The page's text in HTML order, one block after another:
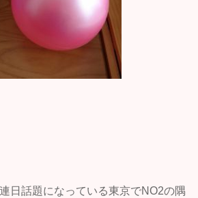
日話題になっている東京でNO2の隅